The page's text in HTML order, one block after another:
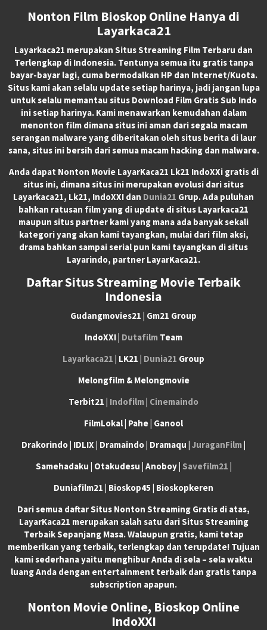
Nonton Film Bioskop Online Hanya di
Layarkaca21
Layarkaca21 merupakan Situs Streaming Film Terbaru dan
Terlengkap di Indonesia. Tentunya semua itu gratis tanpa
bayar-bayar lagi, cuma bermodalkan HP dan Internet/Kuota.
Situs kami akan selalu update setiap harinya, jadi jangan lupa
untuk selalu memantau situs Download Film Gratis Sub Indo
ini setiap harinya. Kami menawarkan kemudahan dalam
menonton film dimana situs ini aman dari segala macam
serangan malware yang diberitakan oleh situs berita di laur
sana, situs ini bersih dari semua macam hacking dan malware.
Anda dapat Nonton Movie LayarKaca21 Lk21 IndoXXigratis di
situs ini, dimana situs ini merupakan evolusi dari situs
Layarkaca21, Lk21, IndoXXI dan Dunia21 Grup. Ada puluhan
bahkan ratusan film yang di update di situs Layarkaca21
maupun situs partner kami yang mana ada banyak sekali
kategori yang akan kami tayangkan, mulai dari film aksi,
drama bahkan sampai serial pun kami tayangkan di situs
Layarindo, partner LayarKaca21.
Daftar Situs Streaming Movie Terbaik
Indonesia
Gudangmovies21 | Gm21 Group
IndoXXI | Dutafilm Team
Layarkaca21 | LK21 | Dunia21 Group
Melongfilm & Melongmovie
Terbit21 | Indofilm| Cinemaindo
FilmLokal | Pahe | Ganool
Drakorindo | IDLIX | Dramaindo | Dramaqu | JuraganFilm|
Samehadaku | Otakudesu | Anoboy | Savefilm21 |
Duniafilm21 | Bioskop45 | Bioskopkeren
Dari semua daftar Situs Nonton Streaming Gratis di atas,
LayarKaca21 merupakan salah satu dari Situs Streaming
Terbaik Sepanjang Masa. Walaupun gratis, kami tetap
memberikan yang terbaik, terlengkap dan terupdate! Tujuan
kami sederhana yaitu menghibur Anda di sela – sela waktu
luang Anda dengan entertainment terbaik dan gratis tanpa
subscription apapun.
Nonton Movie Online, Bioskop Online
IndoXXI